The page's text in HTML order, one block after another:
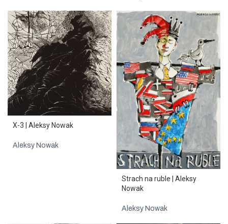
X-3 | Aleksy Nowak
Aleksy Nowak
Strach na ruble | Aleksy
Nowak
Aleksy Nowak